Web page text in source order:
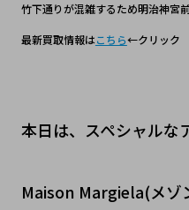
竹下通りが混雑するため明治神宮
最新買取情報はこちら←クリック
本日は、スペシャルな
Maison Margiela(メゾ